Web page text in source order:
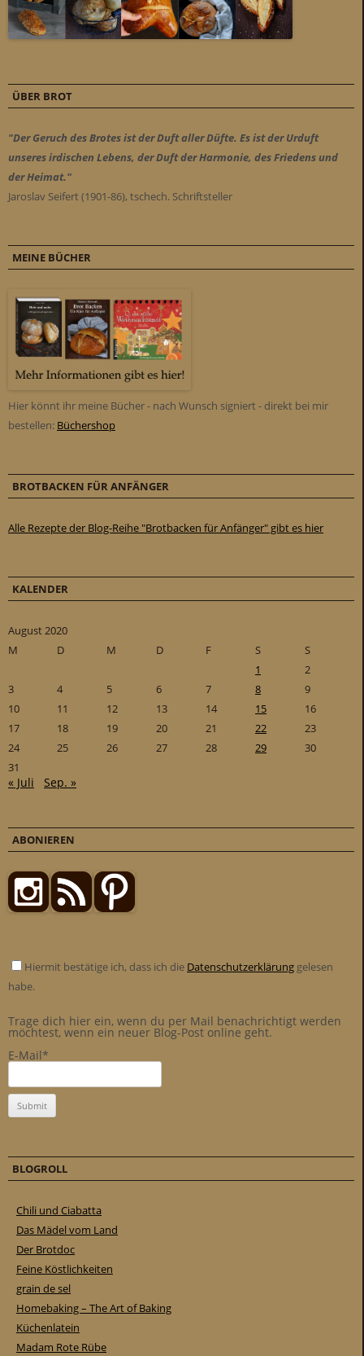
ÜBER BROT
"Der Geruch des Brotes ist der Duft aller Düfte. Es ist der Urduft
unseres irdischen Lebens, der Duft der Harmonie, des Friedens und
der Heimat."
Jaroslav Seifert (1901-86), tschech. Schriftsteller
MEINE BÜCHER
Hier könnt ihr meine Bücher - nach Wunsch signiert - direkt bei mir
bestellen: Büchershop
BROTBACKEN FÜR ANFÄNGER
Alle Rezepte der Blog-Reihe "Brotbacken für Anfänger" gibt es hier
KALENDER
August 2020
M
D M D F S
S
1
2
3
4 5 6 7 8
9
10
11 12 13 14 15
16
17
18 19 20 21 22
23
24
25 26 27 28 29
30
31
« Juli Sep. »
ABONIEREN
Hiermit bestätige ich, dass ich die Datenschutzerklärung gelesen
habe.
Trage dich hier ein, wenn du per Mail benachrichtigt werden
möchtest, wenn ein neuer Blog-Post online geht.
E-Mail*
BLOGROLL
Chili und Ciabatta
Das Mädel vom Land
Der Brotdoc
Feine Köstlichkeiten
grain de sel
Homebaking – The Art of Baking
Küchenlatein
Madam Rote Rübe